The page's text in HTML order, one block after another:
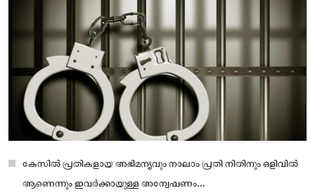
കേസിൽ പ്രതികളായ അഭിമന്യവും നാലാം പ്രതി നിതിനും ഒളിവിൽ
ആണെന്നും ഇവർക്കായുള്ള അന്വേഷണം